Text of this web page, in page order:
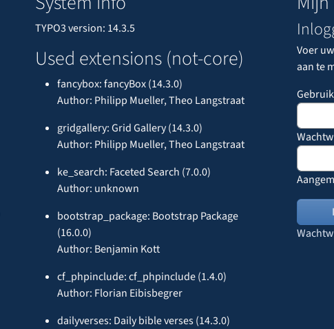
TYPO3 version: 14.3.5
Used extensions (not-core)
fancybox: fancyBox (14.3.0)
Author: Philipp Mueller, Theo Langstraat
gridgallery: Grid Gallery (14.3.0)
Author: Philipp Mueller, Theo Langstraat
ke_search: Faceted Search (7.0.0)
Author: unknown
bootstrap_package: Bootstrap Package
(16.0.0)
Author: Benjamin Kott
cf_phpinclude: cf_phpinclude (1.4.0)
Author: Florian Eibisbegrer
dailyverses: Daily bible verses (14.3.0)
Voer
aan te